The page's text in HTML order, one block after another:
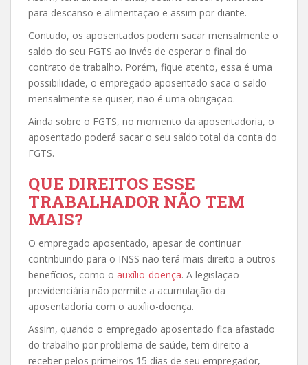
para descanso e alimentação e assim por diante.
Contudo, os aposentados podem sacar mensalmente o
saldo do seu FGTS ao invés de esperar o final do
contrato de trabalho. Porém, fique atento, essa é uma
possibilidade, o empregado aposentado saca o saldo
mensalmente se quiser, não é uma obrigação.
Ainda sobre o FGTS, no momento da aposentadoria, o
aposentado poderá sacar o seu saldo total da conta do
FGTS.
QUE DIREITOS ESSE
TRABALHADOR NÃO TEM
MAIS?
O empregado aposentado, apesar de continuar
contribuindo para o INSS não terá mais direito a outros
benefícios, como o auxílio-doença. A legislação
previdenciária não permite a acumulação da
aposentadoria com o auxílio-doença.
Assim, quando o empregado aposentado fica afastado
do trabalho por problema de saúde, tem direito a
receber pelos primeiros 15 dias de seu empregador,